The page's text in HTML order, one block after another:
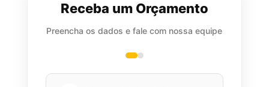
Receba um Orçamento
Preencha os dados e fale com nossa equipe